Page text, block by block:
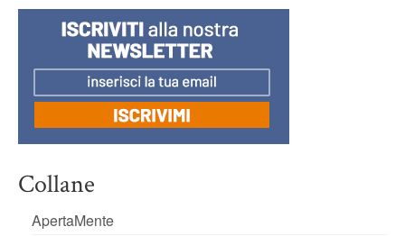
Collane
ApertaMente